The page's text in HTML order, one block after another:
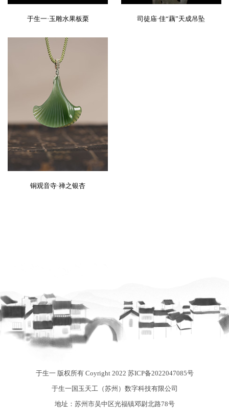
于生一·玉雕水果板栗 司徒庙·佳“藕”天成吊坠
铜观音寺·禅之银杏
于生一 版权所有 Coyright 2022 苏ICP备2022047085号
于生一国玉天工（苏州）数字科技有限公司
地址：苏州市吴中区光福镇邓尉北路78号